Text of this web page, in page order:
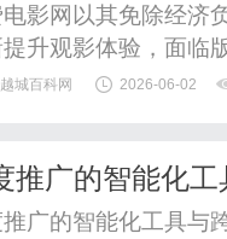
影网以其免除经济
升观影体验，面临
越城百科网 2026-06-02
推广的智能化
广的智能化工具与